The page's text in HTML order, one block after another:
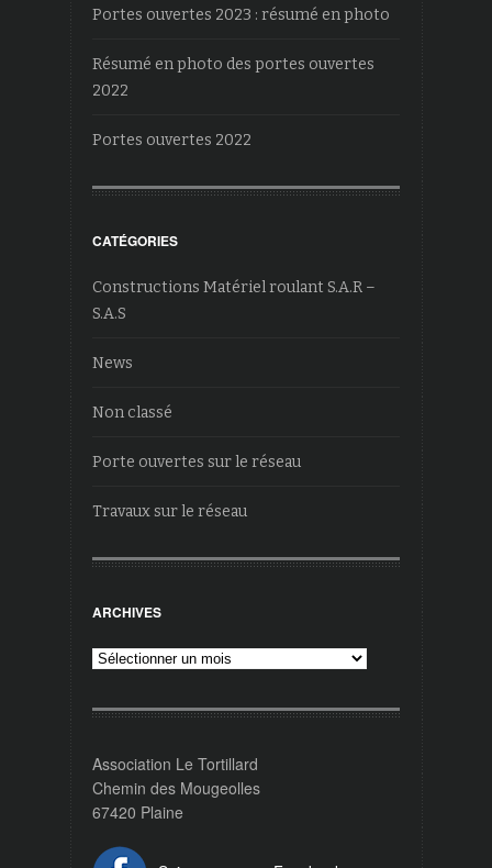
Portes ouvertes 2023 : résumé en photo
Résumé en photo des portes ouvertes
2022
Portes ouvertes 2022
CATÉGORIES
Constructions Matériel roulant S.A.R –
S.A.S
News
Non classé
Porte ouvertes sur le réseau
Travaux sur le réseau
ARCHIVES
Archives
Association Le Tortillard
Chemin des Mougeolles
67420 Plaine